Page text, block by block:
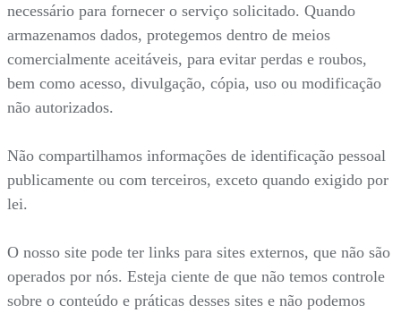
necessário para fornecer o serviço solicitado. Quando
armazenamos dados, protegemos dentro de meios
comercialmente aceitáveis, para evitar perdas e roubos,
bem como acesso, divulgação, cópia, uso ou modificação
não autorizados.
Não compartilhamos informações de identificação pessoal
publicamente ou com terceiros, exceto quando exigido por
lei.
O nosso site pode ter links para sites externos, que não são
operados por nós. Esteja ciente de que não temos controle
sobre o conteúdo e práticas desses sites e não podemos